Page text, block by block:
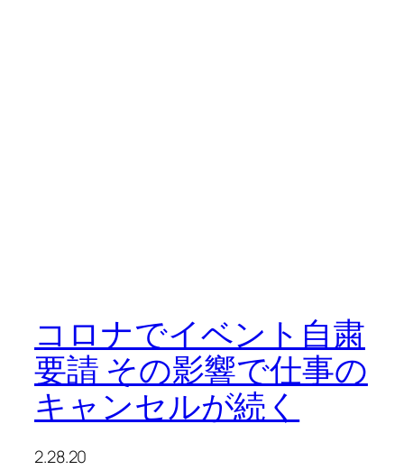
コロナでイベント自粛
要請 その影響で仕事の
キャンセルが続く
2.28.20